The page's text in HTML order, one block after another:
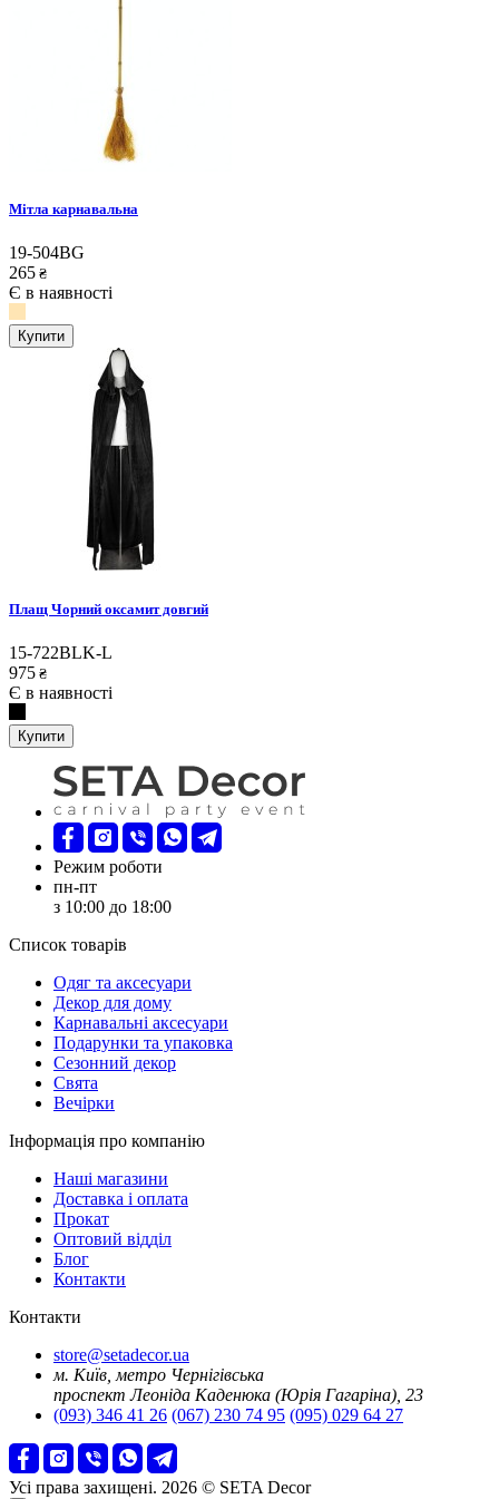
Мітла карнавальна
19-504BG
265 ₴
Є в наявності
Купити
Плащ Чорний оксамит довгий
15-722BLK-L
975 ₴
Є в наявності
Купити
Режим роботи
пн-пт
з 10:00 до 18:00
Список товарів
Oдяг та аксесуари
Декор для дому
Карнавальні аксесуари
Подарунки та упаковка
Сезонний декор
Свята
Вечірки
Інформація про компанію
Наші магазини
Доставка і оплата
Прокат
Оптовий відділ
Блог
Контакти
Контакти
store@setadecor.ua
м. Київ, метро Чернігівська
проспект Леоніда Каденюка (Юрія Гагаріна), 23
(093) 346 41 26 (067) 230 74 95 (095) 029 64 27
Усі права захищені. 2026 © SETA Decor